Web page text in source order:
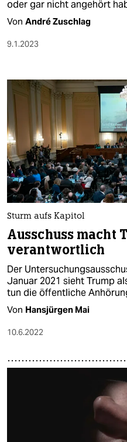
oder gar nicht angehört
Von André Zuschlag
9.1.2023
Sturm aufs Kapitol
Ausschuss macht
verantwortlich
Der
Januar 2021 sieht Trump
tun die öffentliche
Von Hansjürgen Mai
10.6.2022